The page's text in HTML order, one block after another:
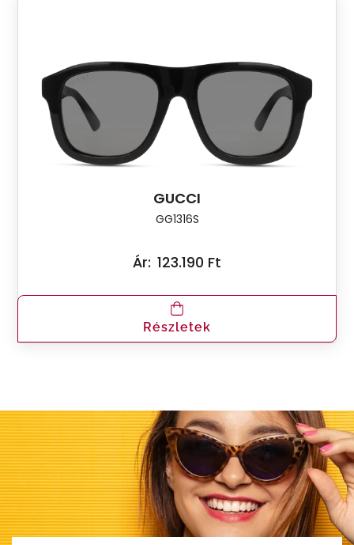
GUCCI
GG1316S
Ár: 123.190 Ft
Részletek